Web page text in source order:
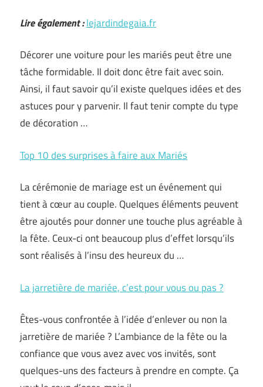
Lire également :lejardindegaia.fr
Décorer une voiture pour les mariés peut être une
tâche formidable. Il doit donc être fait avec soin.
Ainsi, il faut savoir qu’il existe quelques idées et des
astuces pour y parvenir. Il faut tenir compte du type
de décoration …
Top 10 des surprises à faire aux Mariés
La cérémonie de mariage est un événement qui
tient à cœur au couple. Quelques éléments peuvent
être ajoutés pour donner une touche plus agréable à
la fête. Ceux-ci ont beaucoup plus d’effet lorsqu’ils
sont réalisés à l’insu des heureux du …
La jarretière de mariée, c’est pour vous ou pas ?
Êtes-vous confrontée à l’idée d’enlever ou non la
jarretière de mariée ? L’ambiance de la fête ou la
confiance que vous avez avec vos invités, sont
quelques-uns des facteurs à prendre en compte. Ça